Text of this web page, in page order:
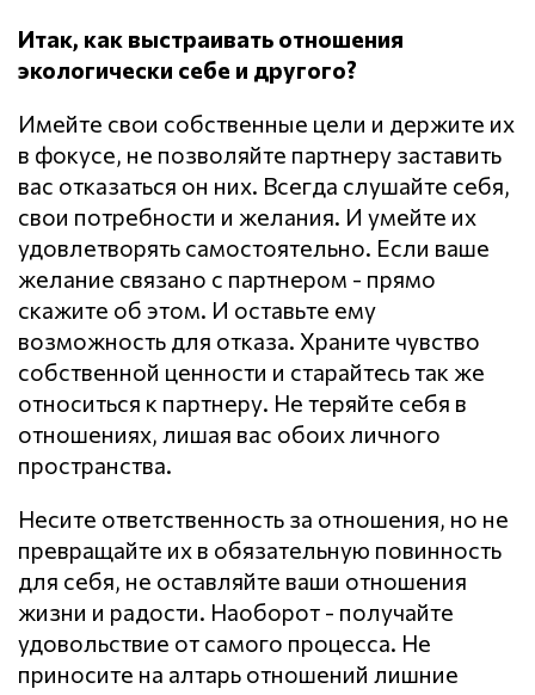
Итак, как выстраивать отношения
экологически себе и другого?
Имейте свои собственные цели и держите их
в фокусе, не позволяйте партнеру заставить
вас отказаться он них. Всегда слушайте себя,
свои потребности и желания. И умейте их
удовлетворять самостоятельно. Если ваше
желание связано с партнером - прямо
скажите об этом. И оставьте ему
возможность для отказа. Храните чувство
собственной ценности и старайтесь так же
относиться к партнеру. Не теряйте себя в
отношениях, лишая вас обоих личного
пространства.
Несите ответственность за отношения, но не
превращайте их в обязательную повинность
для себя, не оставляйте ваши отношения
жизни и радости. Наоборот - получайте
удовольствие от самого процесса. Не
приносите на алтарь отношений лишние